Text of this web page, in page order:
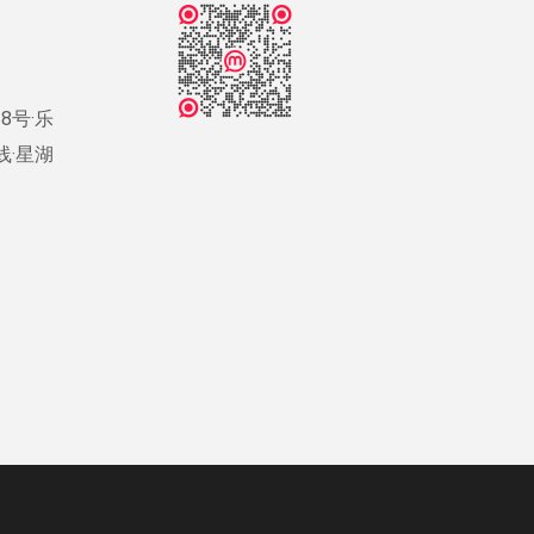
号·乐
·星湖